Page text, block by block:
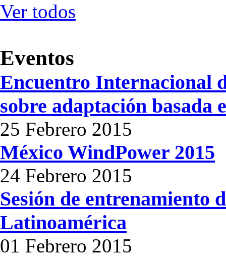
Ver todos
Eventos
Encuentro Internacional
sobre adaptación basada
25 Febrero 2015
México WindPower 2015
24 Febrero 2015
Sesión de entrenamiento
Latinoamérica
01 Febrero 2015